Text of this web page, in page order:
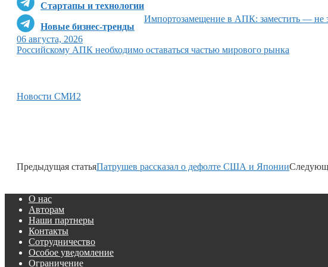
Стартапы и технологии
Новые бизнес-тренды
Импортозамещение в АПК: заместить — не
06 августа, 2026
Российскому АПК необходимо оставаться частью мирового рынка
Новости СМИ2
Предыдущая статьяПатрушев рассказал о дефолте США и Японии
О нас
Авторам
Наши партнеры
Контакты
Сотрудничество
Особое уведомление
Ограничение